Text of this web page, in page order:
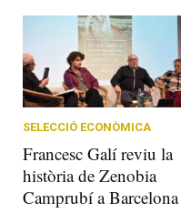
SELECCIÓ ECONÒMICA
Francesc Galí reviu la
història de Zenobia
Camprubí a Barcelona